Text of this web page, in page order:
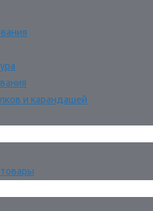
и карандашей